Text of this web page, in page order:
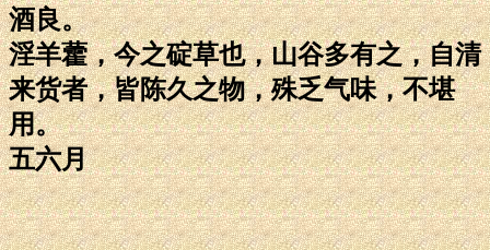
酒良。
淫羊藿，今之碇草也，山谷多有之，自清
来货者，皆陈久之物，殊乏气味，不堪
用。
五六月